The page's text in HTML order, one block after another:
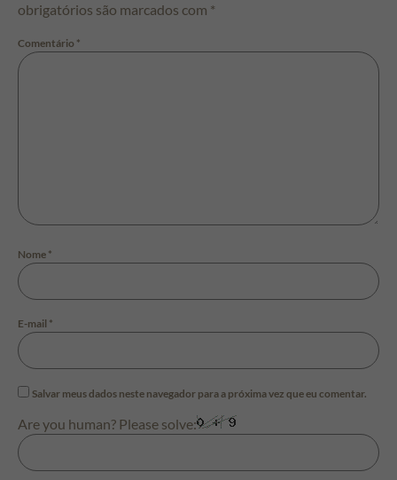
obrigatórios são marcados com *
Comentário *
Nome *
E-mail *
Salvar meus dados neste navegador para a próxima vez que eu comentar.
Are you human? Please solve: